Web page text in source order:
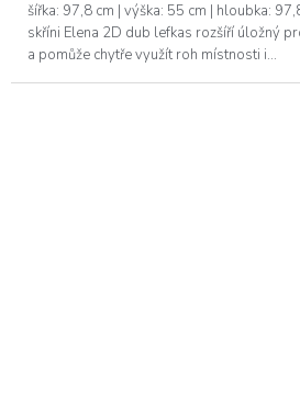
šířka: 97,8 cm | výška: 55 cm | hloubka:
skříni Elena 2D dub lefkas rozšíří úložný
a pomůže chytře využít roh místnosti i...